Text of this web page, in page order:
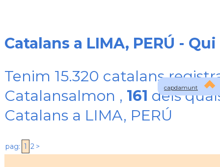
capdamunt
Catalans a LIMA, PERÚ -
Tenim 15.320 catalans
Catalansalmon , 161 dels
Catalans a LIMA, PERÚ
pag: 1 2 >